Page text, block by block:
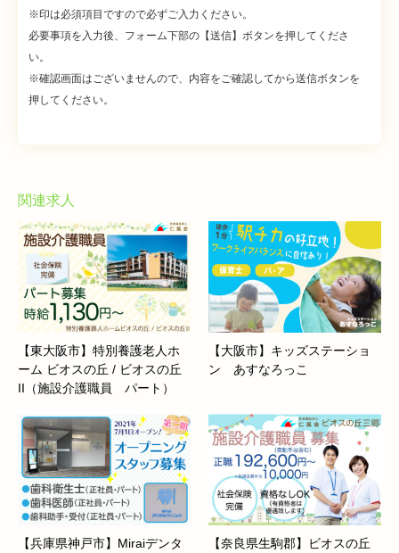
※印は必須項目ですので必ずご入力ください。
必要事項を入力後、フォーム下部の【送信】ボタンを押してくださ
い。
※確認画面はございませんので、内容をご確認してから送信ボタンを
押してください。
関連求人
【東大阪市】特別養護老人ホ
ーム ビオスの丘 / ビオスの丘
II（施設介護職員 パート）
【大阪市】キッズステーショ
ン あすなろっこ
【兵庫県神戸市】Miraiデンタ
【奈良県生駒郡】ビオスの丘